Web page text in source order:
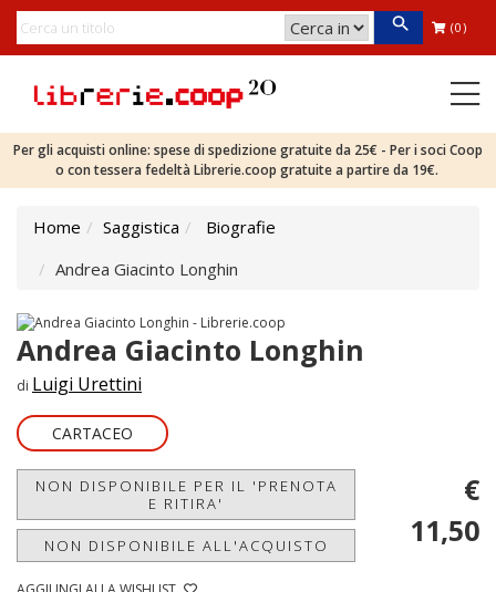
(0)
Per gli acquisti online: spese di spedizione gratuite da 25€ - Per i soci Coop
o con tessera fedeltà Librerie.coop gratuite a partire da 19€.
Home Saggistica
Biografie
Andrea Giacinto Longhin
Andrea Giacinto Longhin
di Luigi Urettini
CARTACEO
NON DISPONIBILE PER IL 'PRENOTA
E RITIRA'
NON DISPONIBILE ALL'ACQUISTO
€
11,50